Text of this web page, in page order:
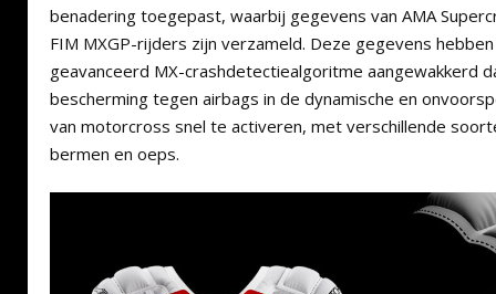
benadering toegepast, waarbij gegevens van AMA
FIM MXGP-rijders zijn verzameld. Deze gegevens
geavanceerd MX-crashdetectiealgoritme aangewakkerd
bescherming tegen airbags in de dynamische en
van motorcross snel te activeren, met verschillende
bermen en oeps.